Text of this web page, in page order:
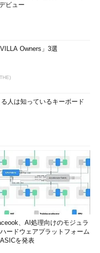
ビュー
Owners」3選
る人は知っているキーボード
、AI処理向けのモジュラ
ードウェアプラットフォーム
を発表